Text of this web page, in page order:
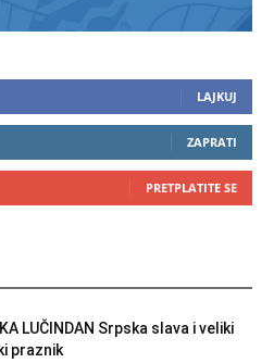
LAJKUJ
ZAPRATI
PRETPLATITE SE
LUČINDAN Srpska slava i veliki
praznik